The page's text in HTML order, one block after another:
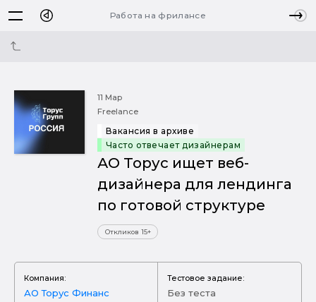
Работа на фрилансе
11 Мар
Freelance
Вакансия в архиве
Часто отвечает дизайнерам
АО Торус ищет веб-
дизайнера для лендинга
по готовой структуре
Откликов 15+
Компания:
АО Торус Финанс
Тестовое задание:
Без теста